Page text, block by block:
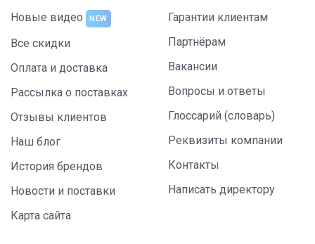
Новые видео
NEW
Все скидки
Оплата и доставка
Рассылка о поставках
Отзывы клиентов
Наш блог
История брендов
Новости и поставки
Карта сайта
Гарантии клиентам
Партнёрам
Вакансии
Вопросы и ответы
Глоссарий (словарь)
Реквизиты компании
Контакты
Написать директору